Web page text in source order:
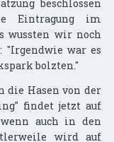
beschlossen
Eintragung im
wussten wir noch
"Irgendwie war es
bolzten."
die Hasen von der
findet jetzt auf
auch in den
wird auf